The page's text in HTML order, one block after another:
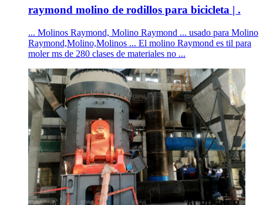
raymond molino de rodillos para bicicleta | .
... Molinos Raymond, Molino Raymond ... usado para Molino
Raymond,Molino,Molinos ... El molino Raymond es til para
moler ms de 280 clases de materiales no ...